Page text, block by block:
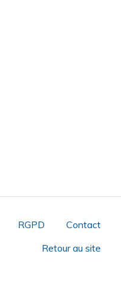
RGPD
Contact
Retour au site